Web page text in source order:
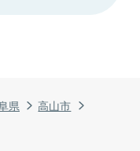
県
高山市